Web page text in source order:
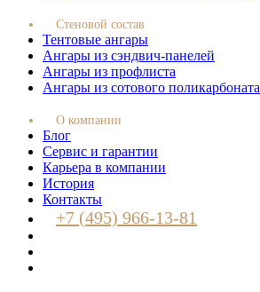
Стеновой состав
Тентовые ангары
Ангары из сэндвич-панелей
Ангары из профлиста
Ангары из сотового поликарбоната
О компании
Блог
Сервис и гарантии
Карьера в компании
История
Контакты
+7 (495) 966-13-81